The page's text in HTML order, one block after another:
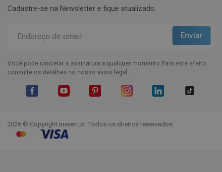
Cadastre-se na Newsletter e fique atualizado.
Você pode cancelar a assinatura a qualquer momento.Para este efeito,
consulte os detalhes no nosso aviso legal.
2026 © Copyright mexen.pt. Todos os direitos reservados.